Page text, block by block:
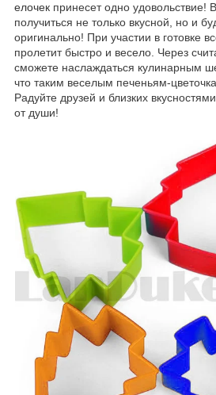
елочек принесет одно удовольствие!
получиться не только вкусной, но и
оригинально! При участии в готовке
пролетит быстро и весело. Через
сможете наслаждаться кулинарным
что таким веселым печеньям-
Радуйте друзей и близких
от души!